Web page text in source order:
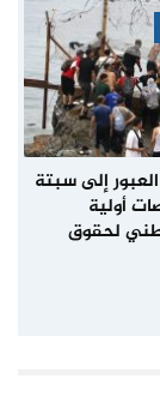
إلى سبتة
أولية
لحقوق